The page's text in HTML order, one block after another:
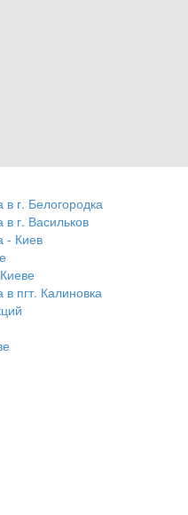
г. Белогородка
г. Васильков
- Киев
пгт. Калиновка